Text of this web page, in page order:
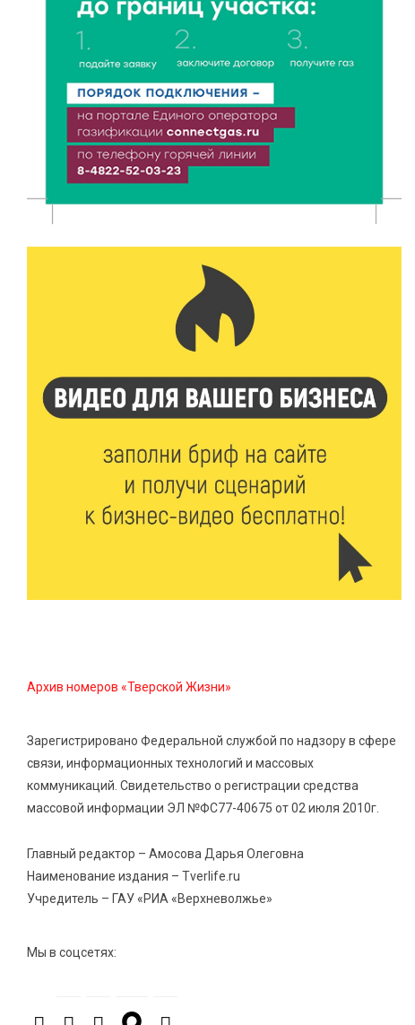
Ботанические лаборатории в школах: Тверская
область запускает масштабный экопроект
7 Авг 2026 18:52 566
В Ржеве чествовали работников строительной
отрасли
В Нило-Столобенской пустыни началась
реставрация фасада исторической
Крестовоздвиженской церкви
7 Авг 2026 18:01 270
Доме культуры
320
Названы первые победители программы «Земский
7 Авг 2026 16:02 500
рассказ о жизни пчёл
7 Авг 2026 15:41 258
Открыт набор на программу амбассадоров для
7 Авг 2026 15:37 252
Жителям Тверской области напомнили об
Архив номеров «Тверской Жизни»
Зарегистрировано Федеральной службой по надзору в сфере
связи, информационных технологий и массовых
коммуникаций. Свидетельство о регистрации средства
массовой информации ЭЛ №ФС77-40675 от 02 июля 2010г.
Главный редактор – Амосова Дарья Олеговна
Наименование издания – Tverlife.ru
Учредитель – ГАУ «РИА «Верхневолжье»
Мы в соцсетях: